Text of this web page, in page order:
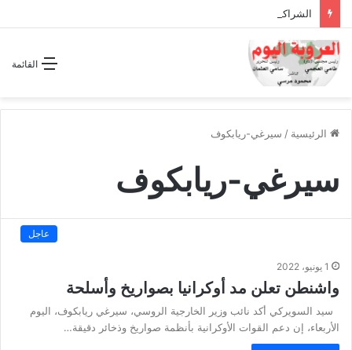
القائمة
الرئيسية / سيرغي-ريابكوف
سيرغي-ريابكوف
عاجل
1 يونيو، 2022
واشنطن تعلن مد أوكرانيا بصواريخ وأسلحة
سيد السويركي أكد نائب وزير الخارجية الروسي، سيرغي ريابكوف، اليوم
الأربعاء، إن دعم القوات الأوكرانية بأنظمة صواريخ وذخائر دقيقة…